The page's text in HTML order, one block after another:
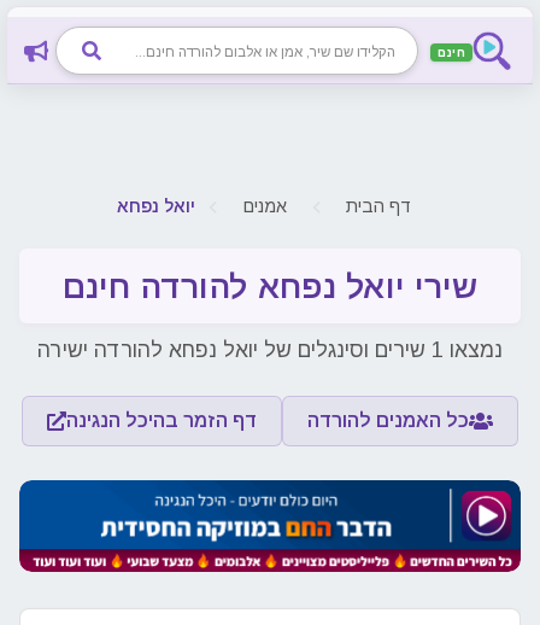
חינם
דף הבית אמנים יואל נפחא
שירי יואל נפחא להורדה חינם
נמצאו 1 שירים וסינגלים של יואל נפחא להורדה ישירה
כל האמנים להורדה דף הזמר בהיכל הנגינה